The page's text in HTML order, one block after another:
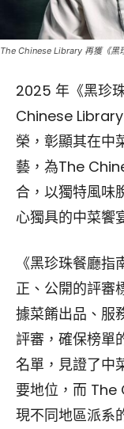
The Chinese Library 再獲《黑
2025 年《黑珍
Chinese
榮，彰顯其在中
藝，為The
合，以獨特風味
心獨具的中菜饗
《黑珍珠餐廳
正、公開的評審
據菜餚出品、服
評審，確保榜單
名單，見證了中
要地位，而
現不同地區派系